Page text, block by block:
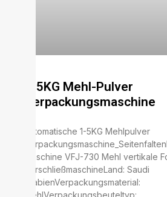
1-5KG Mehl-Pulver
Verpackungsmaschine
Automatische 1-5KG Mehlpulver
Maschine VFJ-730 Mehl vertikale
VerschließmaschineLand: Saudi
ArabienVerpackungsmaterial:
MehlVerpackungsbeuteltyp: